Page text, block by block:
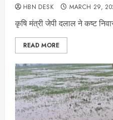
HBN DESK MARCH 29,
कृषि मंत्री जेपी दलाल ने कष्ट
READ MORE